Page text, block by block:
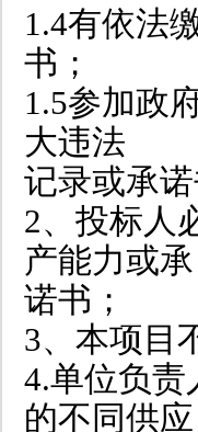
1.4有依法
书；
1.5参加政
大违法
记录或承诺
2、投标人
产能力或承
诺书；
3、本项目
4.单位负
的不同供应